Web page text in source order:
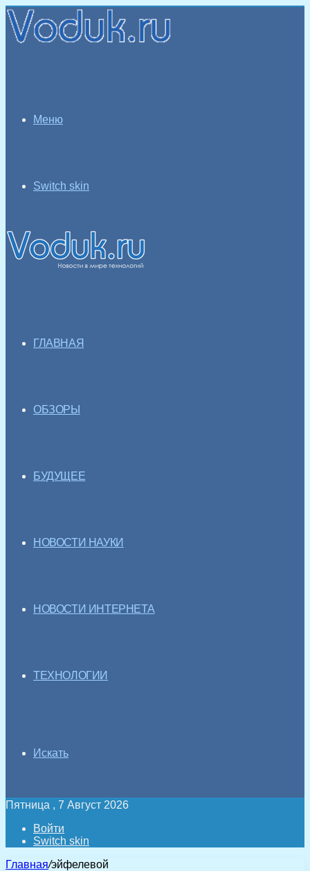
Меню
Switch skin
ГЛАВНАЯ
ОБЗОРЫ
БУДУЩЕЕ
НОВОСТИ НАУКИ
НОВОСТИ ИНТЕРНЕТА
ТЕХНОЛОГИИ
Искать
Пятница , 7 Август 2026
Войти
Switch skin
Главная/эйфелевой